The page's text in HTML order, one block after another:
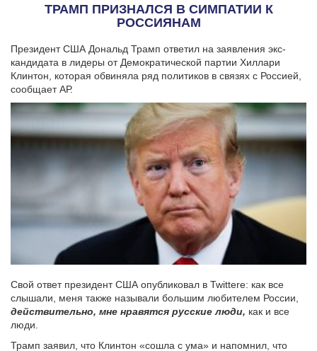
ТРАМП ПРИЗНАЛСЯ В СИМПАТИИ К
РОССИЯНАМ
Президент США Дональд Трамп ответил на заявления экс-
кандидата в лидеры от Демократической партии Хиллари
Клинтон, которая обвиняла ряд политиков в связях с Россией,
сообщает АР.
Свой ответ президент США опубликовал в Twitterе: как все
слышали, меня также называли большим любителем России,
действительно, мне нравятся русские люди, как и все
люди.
Трамп заявил, что Клинтон «сошла с ума» и напомнил, что